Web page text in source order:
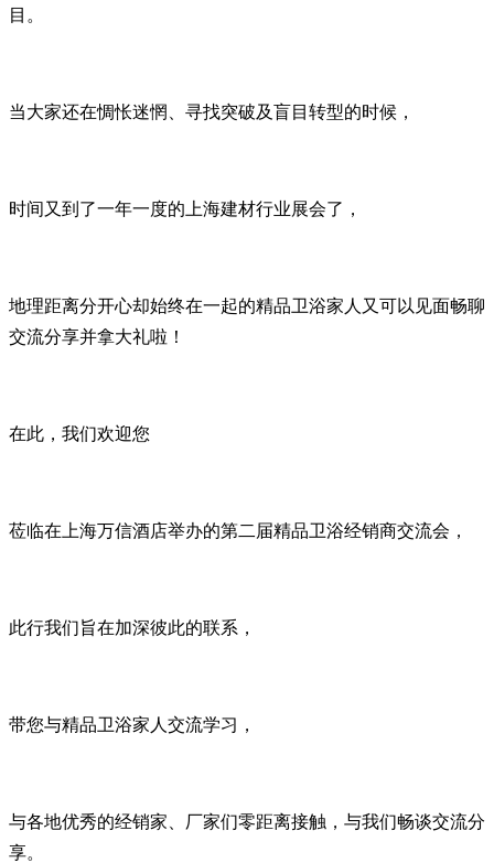
目。
当大家还在惆怅迷惘、寻找突破及盲目转型的时候，
时间又到了一年一度的上海建材行业展会了，
地理距离分开心却始终在一起的精品卫浴家人又可以见面畅聊
交流分享并拿大礼啦！
在此，我们欢迎您
莅临在上海万信酒店举办的第二届精品卫浴经销商交流会，
此行我们旨在加深彼此的联系，
带您与精品卫浴家人交流学习，
与各地优秀的经销家、厂家们零距离接触，与我们畅谈交流分
享。